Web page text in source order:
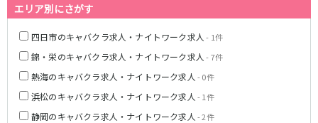
エリア別にさがす
四日市のキャバクラ求人・ナイトワーク求人 - 1件
錦・栄のキャバクラ求人・ナイトワーク求人 - 7件
熱海のキャバクラ求人・ナイトワーク求人 - 0件
浜松のキャバクラ求人・ナイトワーク求人 - 1件
静岡のキャバクラ求人・ナイトワーク求人 - 2件
豊田市駅 刈谷駅
内部線
あすなろう四日市駅